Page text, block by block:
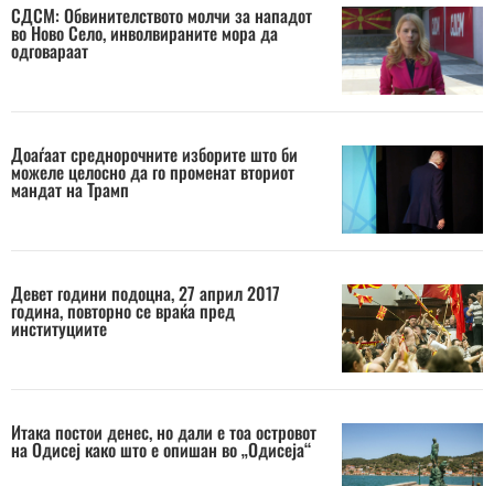
СДСМ: Обвинителството молчи за нападот
во Ново Село, инволвираните мора да
одговараат
Доаѓаат среднорочните изборите што би
можеле целосно да го променат вториот
мандат на Трамп
Девет години подоцна, 27 април 2017
година, повторно се враќа пред
институциите
Итака постои денес, но дали е тоа островот
на Одисеј како што е опишан во „Одисеја“